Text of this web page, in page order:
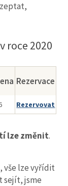
roce 2020
Rezervace
Rezervovat
lze změnit.
, vše lze vyřídit
sejít, jsme